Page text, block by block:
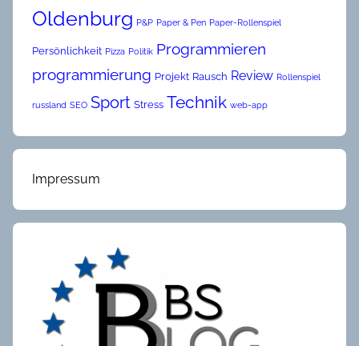
Oldenburg P&P Paper & Pen Paper-Rollenspiel
Persönlichkeit Pizza Politik Programmieren
programmierung Projekt Rausch Review Rollenspiel
russland SEO Sport Stress Technik web-app
Impressum